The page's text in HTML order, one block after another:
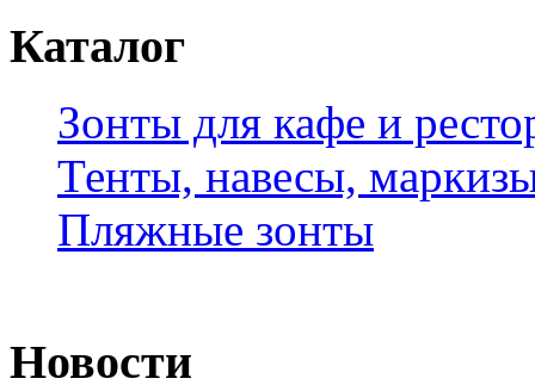
Каталог
Зонты для кафе и
Тенты, навесы,
Пляжные зонты
Новости